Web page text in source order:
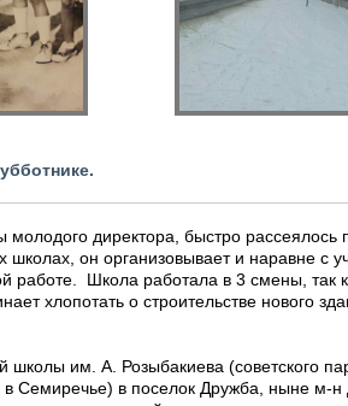
директора, быстро рассеялось
школах, он организовывает и наравне
работе. Школа работала в 3 смены, так
хлопотать о строительстве нового
школы им. А. Розыбакиева (советского
в Семиречье) в поселок Дружба, ныне